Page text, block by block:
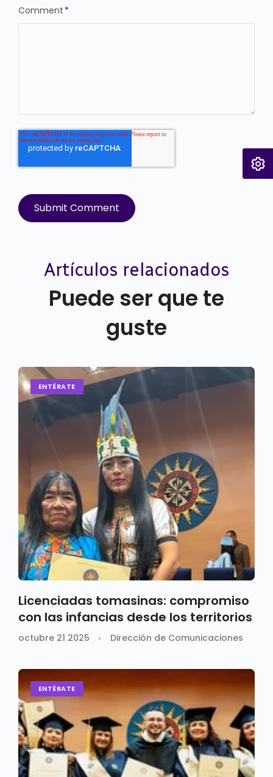
Comment *
Artículos relacionados
Puede ser que te
guste
ENTÉRATE
Licenciadas tomasinas: compromiso
con las infancias desde los territorios
octubre 21 2025 Dirección de Comunicaciones
ENTÉRATE